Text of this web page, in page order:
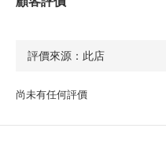
尚未有任何評價